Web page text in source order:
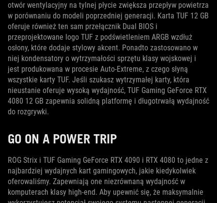
otwór wentylacyjny na tylnej płycie zwiększa przepływ powietrza
w porównaniu do modeli poprzedniej generacji. Karta TUF 12 GB
oferuje również ten sam przełącznik Dual BIOS i
przeprojektowane logo TUF z podświetleniem ARGB wzdłuż
osłony, które dodaje stylowy akcent. Ponadto zastosowano w
niej kondensatory o wytrzymałości sprzętu klasy wojskowej i
jest produkowana w procesie Auto-Extreme, z czego słyną
wszystkie karty TUF. Jeśli szukasz wytrzymałej karty, która
nieustanie oferuje wysoką wydajność, TUF Gaming GeForce RTX
4080 12 GB zapewnia solidną platformę i długotrwałą wydajność
do rozgrywki.
GO ON A POWER TRIP
ROG Strix i TUF Gaming GeForce RTX 4090 i RTX 4080 to jedne z
najbardziej wydajnych kart gamingowych, jakie kiedykolwiek
oferowaliśmy. Zapewniają one niezrównaną wydajność w
komputerach klasy high-end. Aby upewnić się, że maksymalnie